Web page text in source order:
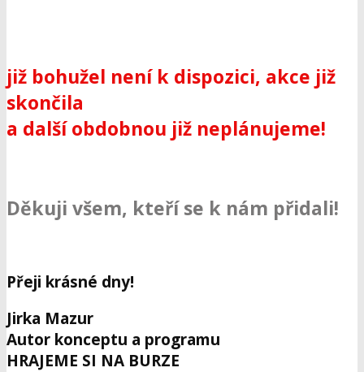
již bohužel není k dispozici, akce již
skončila
a další obdobnou již neplánujeme!
Děkuji všem, kteří se k nám přidali!
Přeji krásné dny!
Jirka Mazur
Autor konceptu a programu
HRAJEME SI NA BURZE